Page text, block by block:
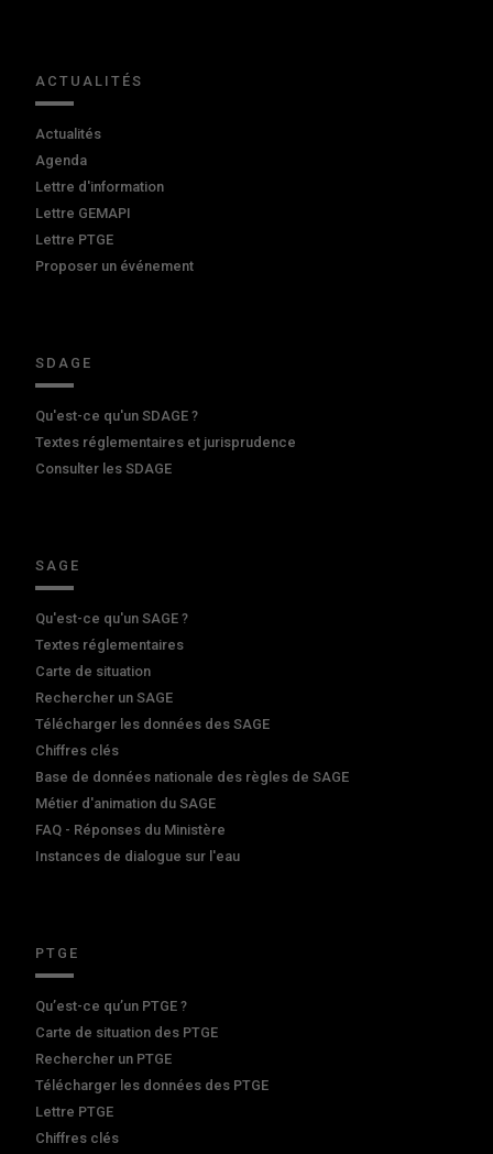
ACTUALITÉS
Actualités
Agenda
Lettre d'information
Lettre GEMAPI
Lettre PTGE
Proposer un événement
SDAGE
Qu'est-ce qu'un SDAGE ?
Textes réglementaires et jurisprudence
Consulter les SDAGE
SAGE
Qu'est-ce qu'un SAGE ?
Textes réglementaires
Carte de situation
Rechercher un SAGE
Télécharger les données des SAGE
Chiffres clés
Base de données nationale des règles de SAGE
Métier d'animation du SAGE
FAQ - Réponses du Ministère
Instances de dialogue sur l'eau
PTGE
Qu’est-ce qu’un PTGE ?
Carte de situation des PTGE
Rechercher un PTGE
Télécharger les données des PTGE
Lettre PTGE
Chiffres clés